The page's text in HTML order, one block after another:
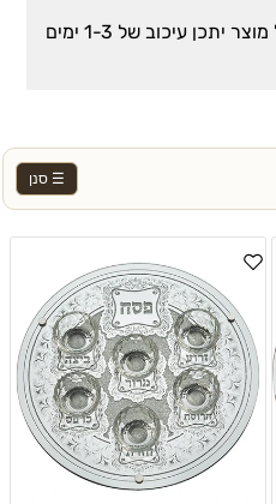
בהזמנת רקמה או הטבעה על מוצר יתכן עיכוב של 1-3 ימים
☰ סנן